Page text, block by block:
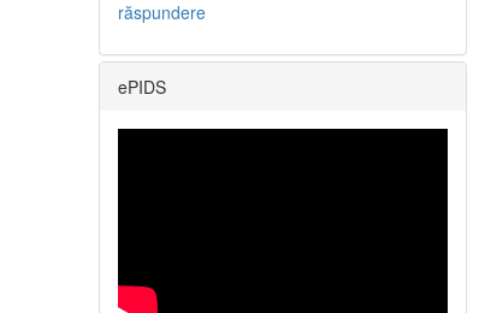
răspundere
ePIDS